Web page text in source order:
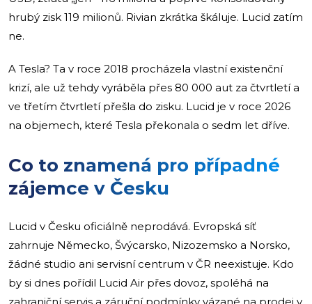
hrubý zisk 119 milionů. Rivian zkrátka škáluje. Lucid zatím
ne.
A Tesla? Ta v roce 2018 procházela vlastní existenční
krizí, ale už tehdy vyráběla přes 80 000 aut za čtvrtletí a
ve třetím čtvrtletí přešla do zisku. Lucid je v roce 2026
na objemech, které Tesla překonala o sedm let dříve.
Co to znamená pro případné
zájemce v Česku
Lucid v Česku oficiálně neprodává. Evropská síť
zahrnuje Německo, Švýcarsko, Nizozemsko a Norsko,
žádné studio ani servisní centrum v ČR neexistuje. Kdo
by si dnes pořídil Lucid Air přes dovoz, spoléhá na